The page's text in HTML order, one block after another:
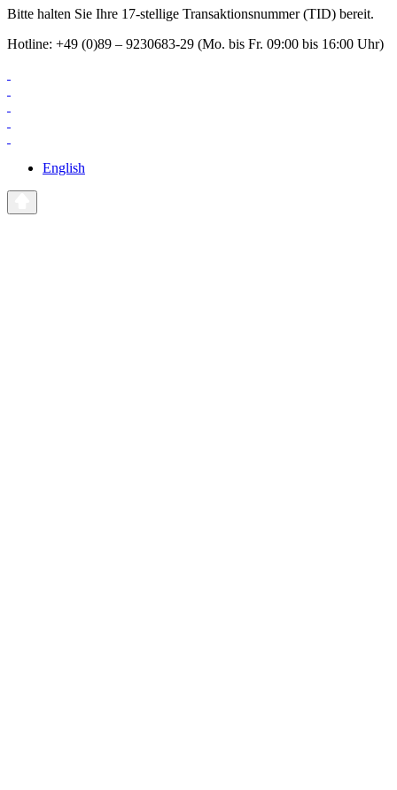
Bitte halten Sie Ihre 17-stellige Transaktionsnummer (TID) bereit.
Hotline: +49 (0)89 – 9230683-29 (Mo. bis Fr. 09:00 bis 16:00 Uhr)
English